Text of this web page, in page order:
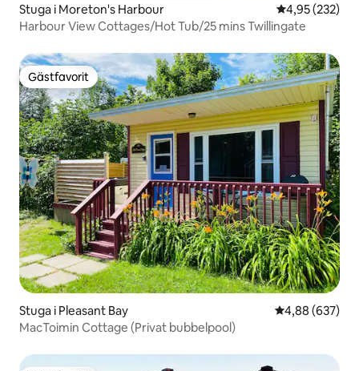
Stuga i Moreton's Harbour 4,95 av 5 i
4,95 (232)
Harbour View Cottages/Hot Tub/25 mins Twillingate
Gästfavorit
Gästfavorit
Stuga i Pleasant Bay 4,88 av 5 i
4,88 (637)
MacToimin Cottage (Privat bubbelpool)